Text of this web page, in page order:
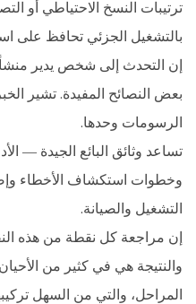
ترتيبات النسخ الاحتياطي أو
بالتشغيل الجزئي تحافظ على
إن التحدث إلى شخص يدير
بعض النصائح المفيدة. تشير
الرسومات وحدها.
تساعد وثائق البائع الجيدة —
وخطوات استكشاف الأخطاء
التشغيل والصيانة.
إن مراجعة كل نقطة من هذه
والنتيجة هي في كثير من
المراحل، والتي من السهل